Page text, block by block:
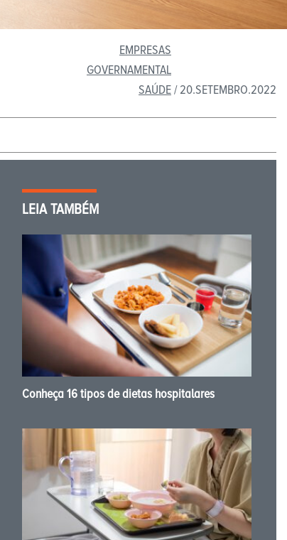
EMPRESAS
GOVERNAMENTAL
SAÚDE/ 20.SETEMBRO.2022
LEIA TAMBÉM
Conheça 16 tipos de dietas hospitalares